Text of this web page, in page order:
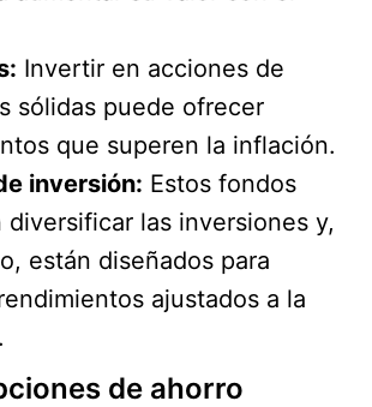
Invertir en acciones de
sólidas puede ofrecer
que superen la inflación.
inversión: Estos fondos
diversificar las inversiones y,
están diseñados para
ajustados a la
de ahorro